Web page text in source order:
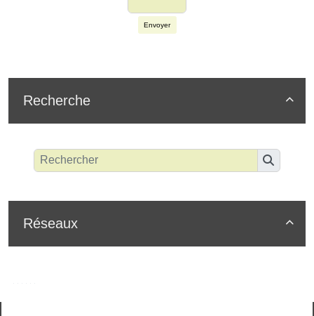
Envoyer

Recherche

Réseaux